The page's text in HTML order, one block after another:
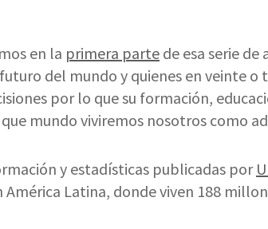
en la primera parte de esa serie
del mundo y quienes en veinte o
por lo que su formación,
mundo viviremos nosotros como
y estadísticas publicadas por
América Latina, donde viven 188